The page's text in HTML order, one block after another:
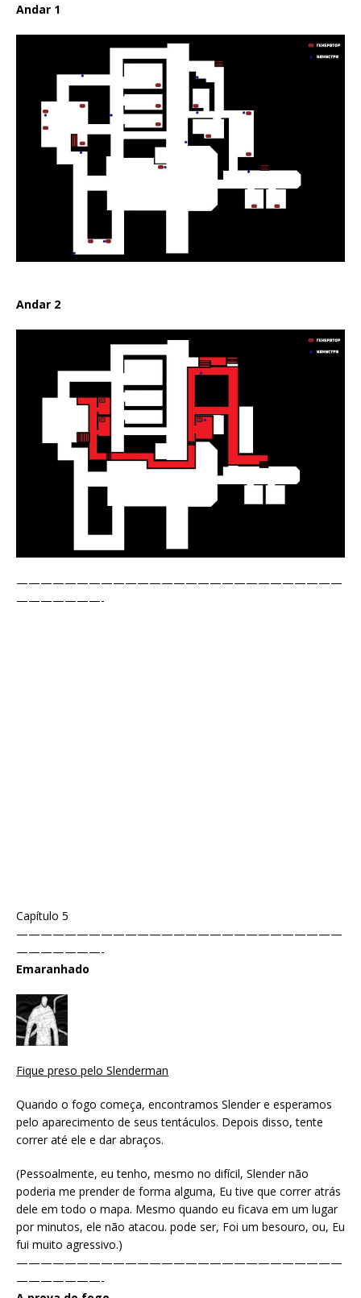
Andar 1
Andar 2
———————————————————————————
———————-
Capítulo 5
———————————————————————————
———————-
Emaranhado
Fique preso pelo Slenderman
Quando o fogo começa, encontramos Slender e esperamos
pelo aparecimento de seus tentáculos. Depois disso, tente
correr até ele e dar abraços.
(Pessoalmente, eu tenho, mesmo no difícil, Slender não
poderia me prender de forma alguma, Eu tive que correr atrás
dele em todo o mapa. Mesmo quando eu ficava em um lugar
por minutos, ele não atacou. pode ser, Foi um besouro, ou, Eu
fui muito agressivo.)
———————————————————————————
———————-